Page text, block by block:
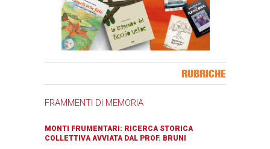
RUBRICHE
FRAMMENTI DI MEMORIA
MONTI FRUMENTARI: RICERCA STORICA
COLLETTIVA AVVIATA DAL PROF. BRUNI